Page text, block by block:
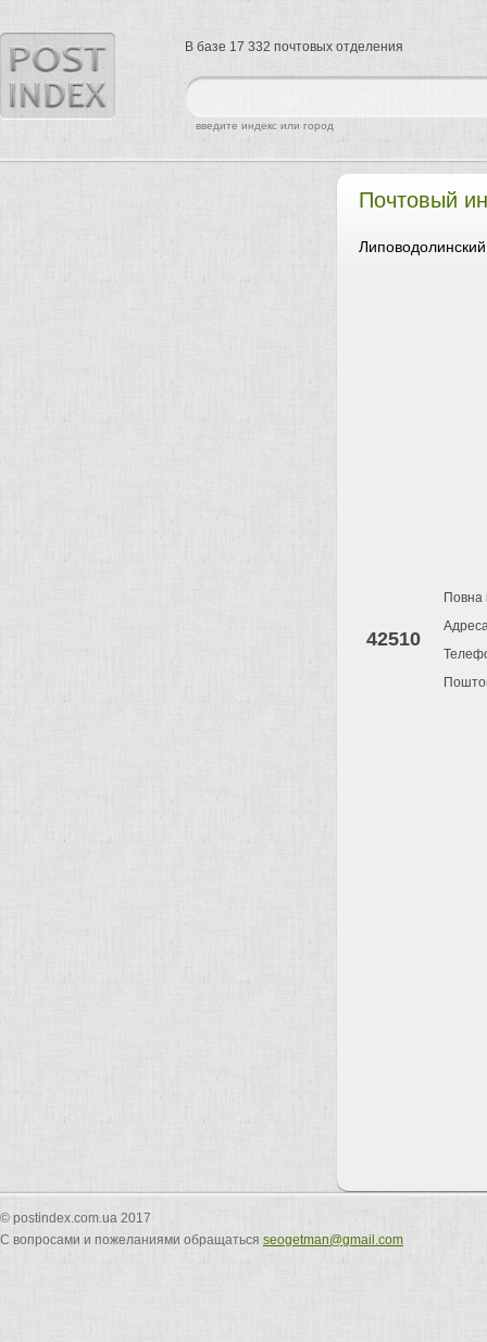
Почтовый
42510
Повна
найти
введите индекс или город
В базе 17 332 почтовых отделения
© postindex.com.ua 2017
С вопросами и пожеланиями обращаться seogetman@gmail.com